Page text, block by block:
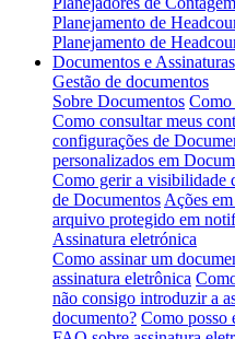
Planejamento de
Planejamento de
Documentos e Assinaturas
Gestão de documentos
Sobre Documentos Como
Como consultar meus
configurações de
personalizados em
Como gerir a visibilidade
de Documentos Ações
arquivo protegido em
Assinatura eletrónica
Como assinar um
assinatura eletrônica
não consigo introduzir a
documento? Como posso